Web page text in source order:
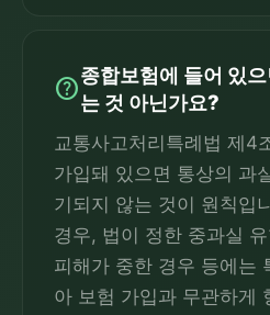
help종합보험에 들어 있
는 것 아닌가요?
교통사고처리특례법 제4
가입돼 있으면 통상의 과
기되지 않는 것이 원칙입
경우, 법이 정한 중과실
피해가 중한 경우 등에는
아 보험 가입과 무관하게